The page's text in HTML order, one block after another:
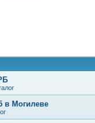
в Могилеве